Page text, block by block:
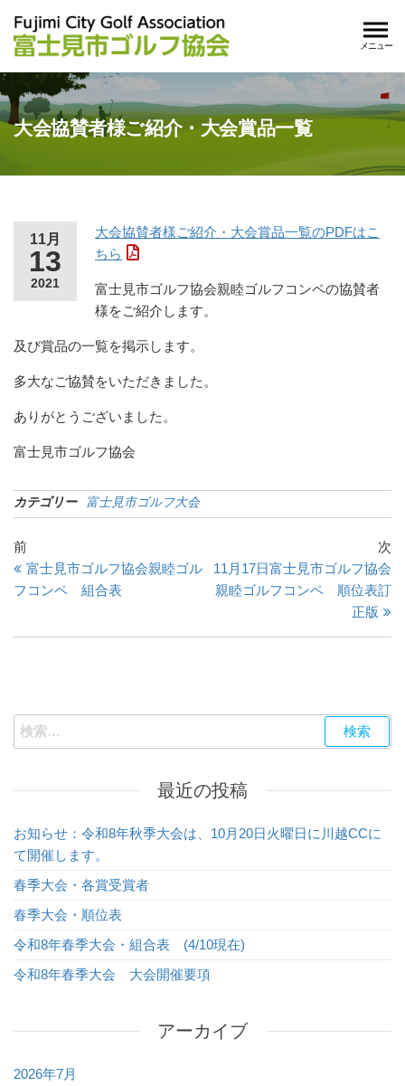
メニュー
大会協賛者様ご紹介・大会賞品一覧
11月
13
2021
大会協賛者様ご紹介・大会賞品一覧のPDFはこ
ちら
富士見市ゴルフ協会親睦ゴルフコンペの協賛者
様をご紹介します。
及び賞品の一覧を掲示します。
多大なご協賛をいただきました。
ありがとうございました。
富士見市ゴルフ協会
カテゴリー 富士見市ゴルフ大会
投
稿
ビ
シ
ン
過
去
の
前
富士見市ゴルフ協会親睦ゴル
フコンペ 組合表
投
次
11月17日富士見市ゴルフ協会
親睦ゴルフコンペ 順位表訂
正版
検
索:
最近の投稿
お知らせ：令和8年秋季大会は、10月20日火曜日に川越CCに
て開催します。
春季大会・各賞受賞者
春季大会・順位表
令和8年春季大会・組合表 (4/10現在)
令和8年春季大会 大会開催要項
アーカイブ
2026年7月